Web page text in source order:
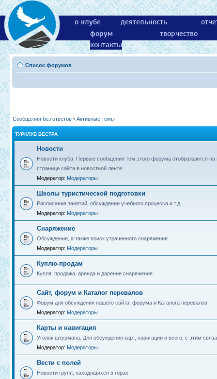
о клубе деятельность
форум
творчество
контакты
Список форумов
Сообщения без ответов • Активные темы
ТУРКЛУБ ВЕСТРА
Новости
Новости клуба. Первые сообщения тем этого форума отображаются на
странице сайта в новостной ленте.
Модератор: Модераторы
Школы туристической подготовки
Расписание занятий, обсуждение учебного процесса и т.д.
Модератор: Модераторы
Снаряжение
Обсуждение, а также поиск утраченного снаряжения.
Модератор: Модераторы
Куплю-продам
Купля, продажа, аренда и дарение снаряжения.
Сайт, форум и Каталог перевалов
Форум для обсуждения нашего сайта, форума и Каталога перевалов
Модератор: Модераторы
Карты и навигация
Уголок штурмана. Для обсуждения карт, навигации и всего, с этим
Модератор: Модераторы
Вести с полей
Новости групп, находящихся в горах